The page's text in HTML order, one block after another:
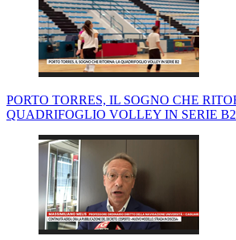
PORTO TORRES, IL SOGNO CHE
QUADRIFOGLIO VOLLEY IN SERIE B2